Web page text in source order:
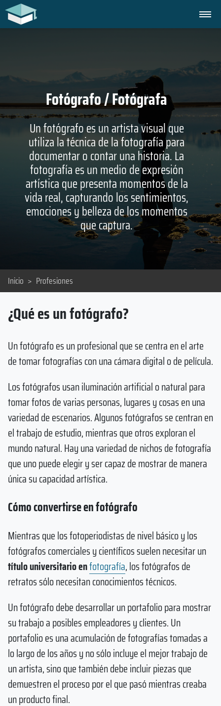
Fotógrafo / Fotógrafa
Un fotógrafo es un artista visual que
utiliza la técnica de la fotografía para
documentar o contar una historia. La
fotografía es un medio de expresión
artística que presenta momentos de la
vida real, capturando los sentimientos,
emociones y belleza de los momentos
que captura.
Inicio > Profesiones
¿Qué es un fotógrafo?
Un fotógrafo es un profesional que se centra en el arte
de tomar fotografías con una cámara digital o de película.
Los fotógrafos usan iluminación artificial o natural para
tomar fotos de varias personas, lugares y cosas en una
variedad de escenarios. Algunos fotógrafos se centran en
el trabajo de estudio, mientras que otros exploran el
mundo natural. Hay una variedad de nichos de fotografía
que uno puede elegir y ser capaz de mostrar de manera
única su capacidad artística.
Cómo convertirse en fotógrafo
Mientras que los fotoperiodistas de nivel básico y los
fotógrafos comerciales y científicos suelen necesitar un
título universitario enfotografía, los fotógrafos de
retratos sólo necesitan conocimientos técnicos.
Un fotógrafo debe desarrollar un portafolio para mostrar
su trabajo a posibles empleadores y clientes. Un
portafolio es una acumulación de fotografías tomadas a
lo largo de los años y no sólo incluye el mejor trabajo de
un artista, sino que también debe incluir piezas que
demuestren el proceso por el que pasó mientras creaba
un producto final.